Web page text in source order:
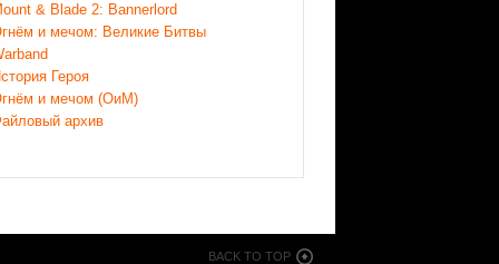
& Blade 2: Bannerlord
и мечом: Великие Битвы
Героя
и мечом (ОиМ)
архив
BACK TO TOP